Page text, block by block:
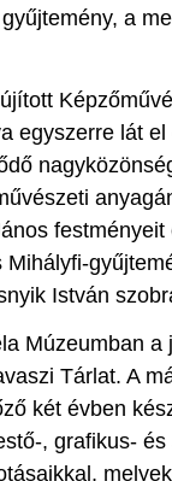
a
egyszerre lát
István
Múzeumban a
Tárlat. A
két évben
, grafikus-